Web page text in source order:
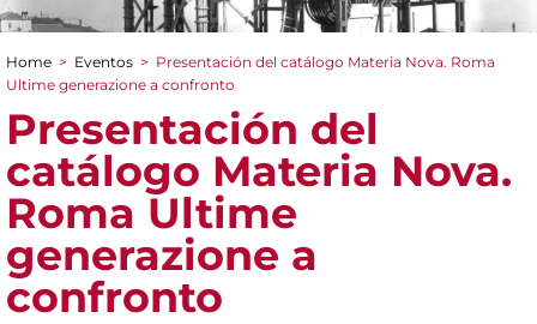
You are here
Home > Eventos > Presentación del catálogo Materia Nova. Roma
Ultime generazione a confronto
Presentación del
catálogo Materia Nova.
Roma Ultime
generazione a
confronto